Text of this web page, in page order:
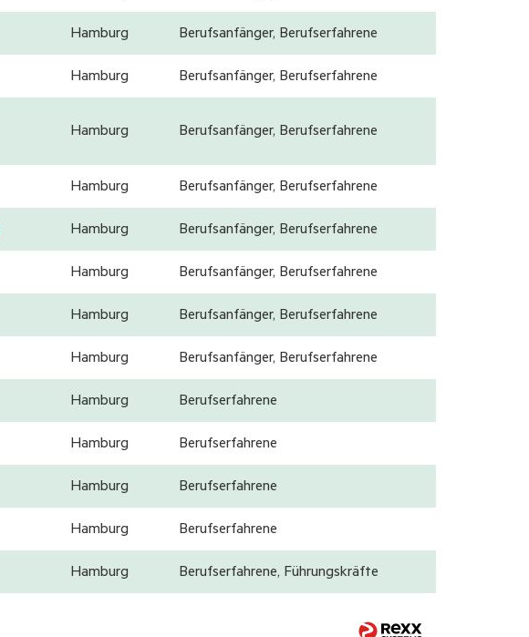
Hamburg Berufsanfänger, Berufserfahrene
Hamburg Berufsanfänger, Berufserfahrene
Hamburg Berufsanfänger, Berufserfahrene
Hamburg Berufsanfänger, Berufserfahrene
Hamburg Berufsanfänger, Berufserfahrene
Hamburg Berufsanfänger, Berufserfahrene
Hamburg Berufsanfänger, Berufserfahrene
Hamburg Berufsanfänger, Berufserfahrene
Hamburg Berufserfahrene
Hamburg Berufserfahrene
Hamburg Berufserfahrene
Hamburg Berufserfahrene
Hamburg Berufserfahrene, Führungskräfte